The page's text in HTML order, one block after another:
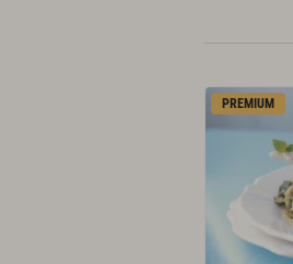
PREMIUM